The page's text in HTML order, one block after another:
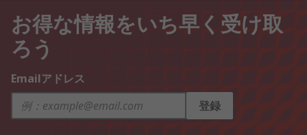
お得な情報をいち早く受け取
ろう
Emailアドレス
登録